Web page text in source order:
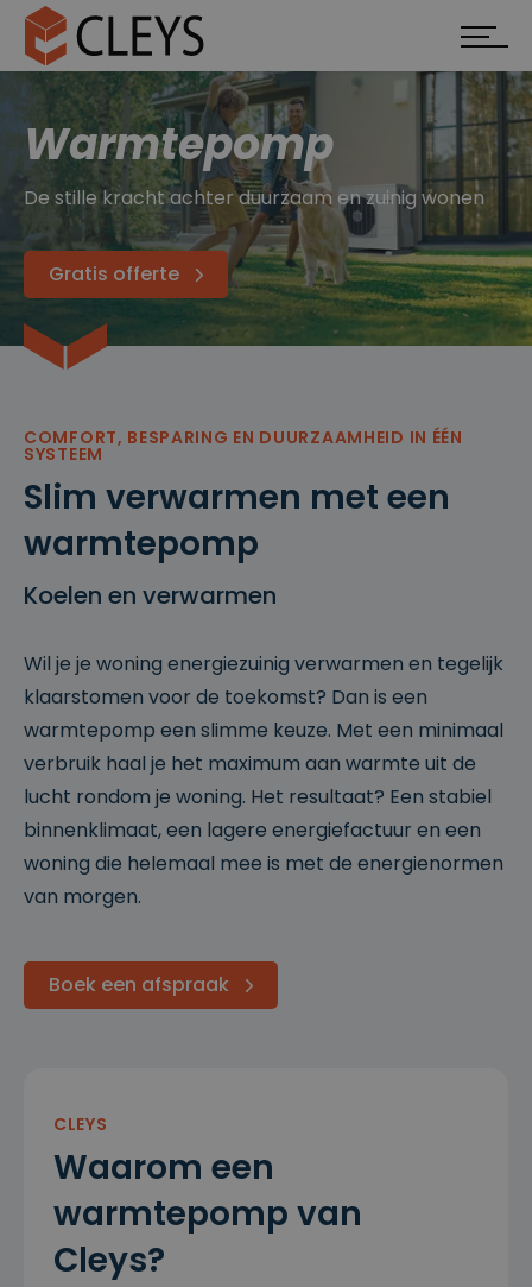
Warmtepomp
De stille kracht achter duurzaam en zuinig wonen
Gratis offerte
COMFORT, BESPARING EN DUURZAAMHEID IN ÉÉN
SYSTEEM
Slim verwarmen met een
warmtepomp
Koelen en verwarmen
Wil je je woning energiezuinig verwarmen en tegelijk
klaarstomen voor de toekomst? Dan is een
warmtepomp een slimme keuze. Met een minimaal
verbruik haal je het maximum aan warmte uit de
lucht rondom je woning. Het resultaat? Een stabiel
binnenklimaat, een lagere energiefactuur en een
woning die helemaal mee is met de energienormen
van morgen.
Boek een afspraak
CLEYS
Waarom een
warmtepomp van
Cleys?